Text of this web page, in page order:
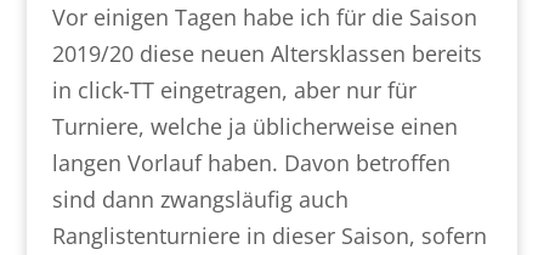
Vor einigen Tagen habe ich für die Saison
2019/20 diese neuen Altersklassen bereits
in click-TT eingetragen, aber nur für
Turniere, welche ja üblicherweise einen
langen Vorlauf haben. Davon betroffen
sind dann zwangsläufig auch
Ranglistenturniere in dieser Saison, sofern